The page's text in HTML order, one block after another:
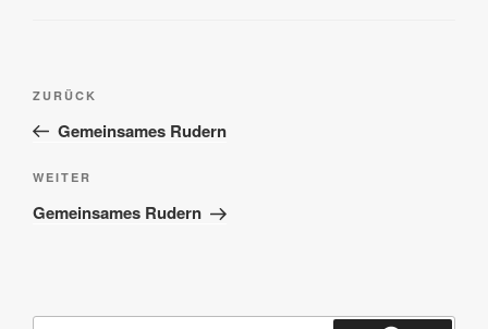
Beitragsnavigation
Vorheriger
Beitrag
ZURÜCK
Gemeinsames Rudern
Nächster
Beitrag
WEITER
Gemeinsames Rudern